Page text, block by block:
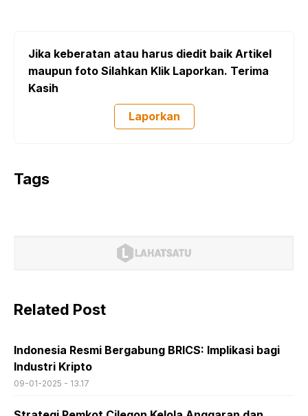
Jika keberatan atau harus diedit baik Artikel
maupun foto Silahkan Klik Laporkan. Terima
Kasih
Laporkan
Tags
Related Post
Indonesia Resmi Bergabung BRICS: Implikasi bagi
Industri Kripto
09-01-2025 - 13.17